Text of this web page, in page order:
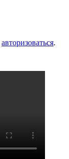
авторизоваться.